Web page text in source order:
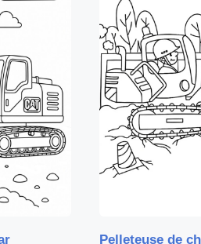
Pelleteuse de